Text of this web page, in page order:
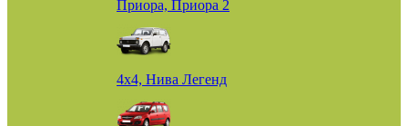
Приора, Приора 2
4х4, Нива Легенд